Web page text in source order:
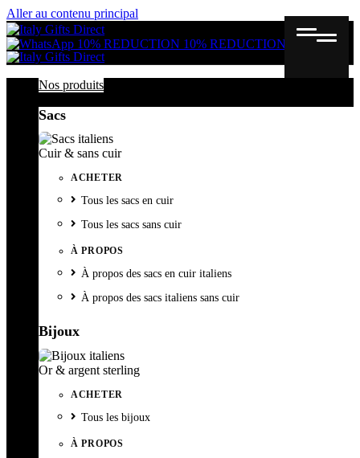
Aller au contenu principal
10% REDUCTION 10% REDUCTION
Nos produits
Sacs
Cuir & sans cuir
ACHETER
Tous les sacs en cuir
Tous les sacs sans cuir
À PROPOS
À propos des sacs en cuir italiens
À propos des sacs italiens sans cuir
Bijoux
Or & argent sterling
ACHETER
Tous les bijoux
À PROPOS